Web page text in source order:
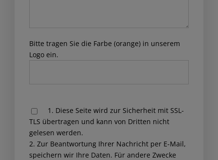
Bitte tragen Sie die Farbe (orange) in unserem
Logo ein.
leave
this
field
empty.
1. Diese Seite wird zur Sicherheit mit SSL-
TLS übertragen und kann von Dritten nicht
gelesen werden.
2. Zur Beantwortung Ihrer Nachricht per E-Mail,
speichern wir Ihre Daten. Für andere Zwecke